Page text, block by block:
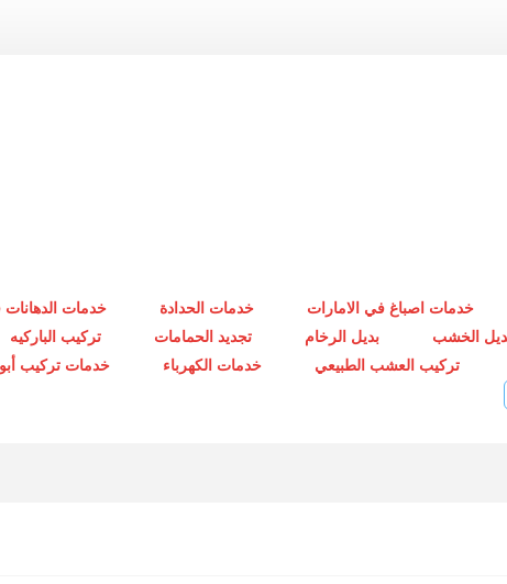
خدمات اصباغ في الامارات خدمات الحدادة خدمات الدهانات
الخشب بديل الرخام تجديد الحمامات تركيب الباركيه
تركيب العشب الطبيعي خدمات الكهرباء خدمات تركيب